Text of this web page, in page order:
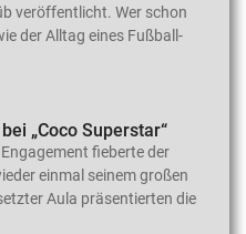
veröffentlicht. Wer schon
der Alltag eines Fußball-
„Coco Superstar“
fieberte der
einmal seinem großen
Aula präsentierten die